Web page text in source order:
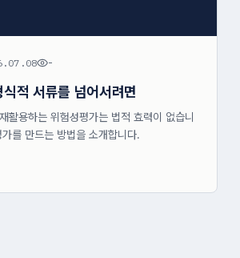
-
적 서류를 넘어서려면
활용하는 위험성평가는 법적 효력이 없습니
를 만드는 방법을 소개합니다.